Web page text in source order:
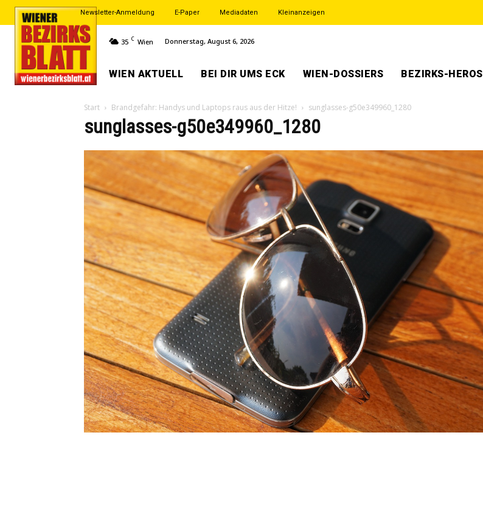
Newsletter-Anmeldung E-Paper Mediadaten Kleinanzeigen
35 C Wien Donnerstag, August 6, 2026
WIEN AKTUELL BEI DIR UMS ECK WIEN-DOSSIERS BEZIRKS-HEROS
Start Brandgefahr: Handys und Laptops raus aus der Hitze! sunglasses-g50e349960_1280
sunglasses-g50e349960_1280